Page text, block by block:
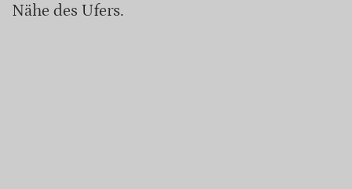
Nähe des Ufers.